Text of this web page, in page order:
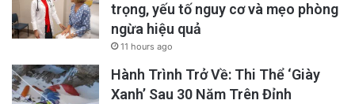
trọng, yếu tố nguy cơ và mẹo phòng
ngừa hiệu quả
11 hours ago
Hành Trình Trở Về: Thi Thể ‘Giày
Xanh’ Sau 30 Năm Trên Đỉnh